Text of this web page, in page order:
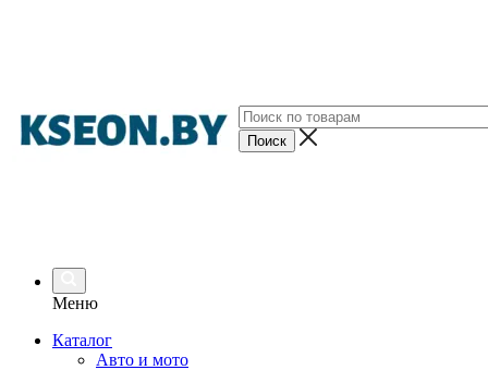
Меню
Каталог
Авто и мото